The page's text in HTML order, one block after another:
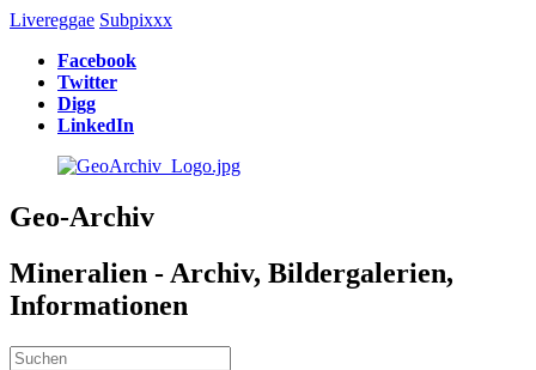
Livereggae Subpixxx
Facebook
Twitter
Digg
LinkedIn
Geo-Archiv
Mineralien - Archiv, Bildergalerien,
Informationen